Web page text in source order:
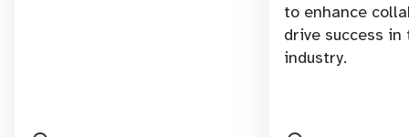
to enhance
drive success in
industry.